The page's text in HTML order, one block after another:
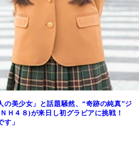
の美少女」と話題騒然、“奇跡の純真”ジ
Ｈ４８)が来日し初グラビアに挑戦！
す」